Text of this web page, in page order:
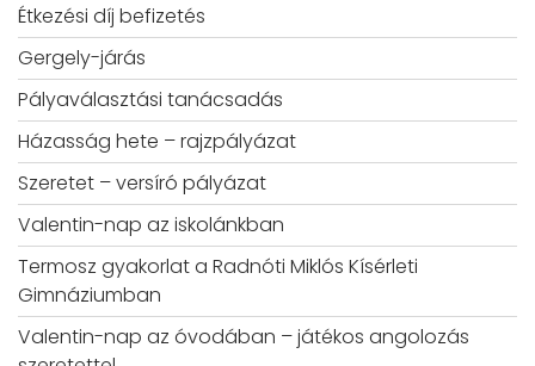
Étkezési díj befizetés
Gergely-járás
Pályaválasztási tanácsadás
Házasság hete – rajzpályázat
Szeretet – versíró pályázat
Valentin-nap az iskolánkban
Termosz gyakorlat a Radnóti Miklós Kísérleti
Gimnáziumban
Valentin-nap az óvodában – játékos angolozás